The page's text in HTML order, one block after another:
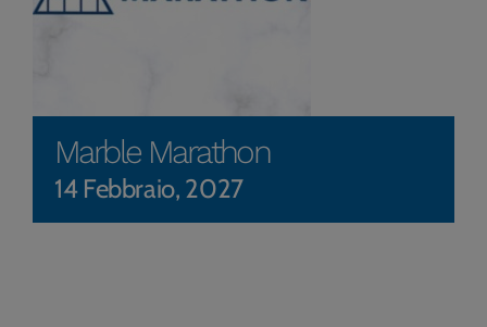
Marble Marathon
14 Febbraio, 2027